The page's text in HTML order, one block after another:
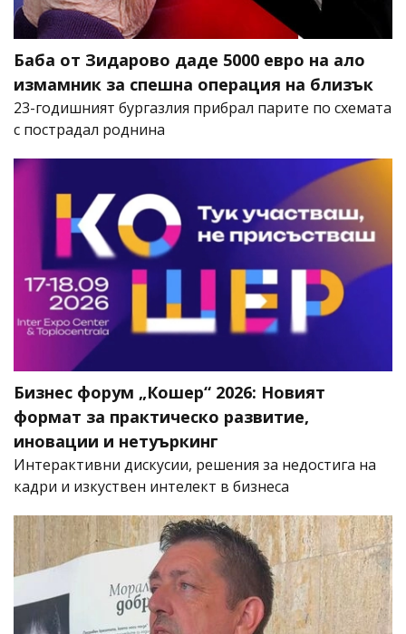
Баба от Зидарово даде 5000 евро на ало
измамник за спешна операция на близък
23-годишният бургазлия прибрал парите по схемата
с пострадал роднина
Бизнес форум „Кошер“ 2026: Новият
формат за практическо развитие,
иновации и нетуъркинг
Интерактивни дискусии, решения за недостига на
кадри и изкуствен интелект в бизнеса